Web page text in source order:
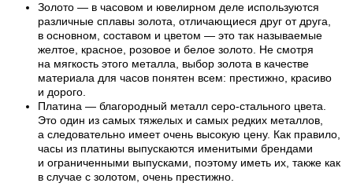
Золото — в часовом и ювелирном деле используются
различные сплавы золота, отличающиеся друг от друга,
в основном, составом и цветом — это так называемые
желтое, красное, розовое и белое золото. Не смотря
на мягкость этого металла, выбор золота в качестве
материала для часов понятен всем: престижно, красиво
и дорого.
Платина — благородный металл серо-стального цвета.
Это один из самых тяжелых и самых редких металлов,
а следовательно имеет очень высокую цену. Как правило,
часы из платины выпускаются именитыми брендами
и ограниченными выпусками, поэтому иметь их, также как
в случае с золотом, очень престижно.